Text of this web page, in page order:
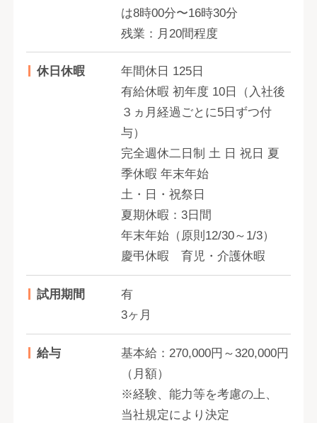
は8時00分〜16時30分
残業：月20間程度
休日休暇
年間休日 125日
有給休暇 初年度 10日（入社後
３ヵ月経過ごとに5日ずつ付
与）
完全週休二日制 土 日 祝日 夏
季休暇 年末年始
土・日・祝祭日
夏期休暇：3日間
年末年始（原則12/30～1/3）
慶弔休暇 育児・介護休暇
試用期間
有
3ヶ月
給与
基本給：270,000円～320,000円
（月額）
※経験、能力等を考慮の上、
当社規定により決定